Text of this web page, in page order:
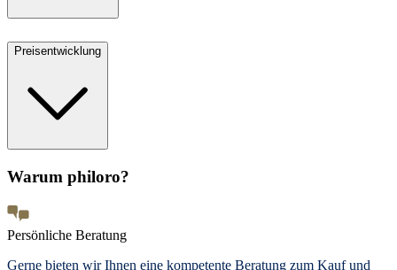
Preisentwicklung
Warum philoro?
Persönliche Beratung
Gerne bieten wir Ihnen eine kompetente Beratung zum Kauf und